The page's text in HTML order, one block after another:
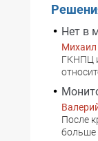
Нет в
ГКНПЦ
После
больше